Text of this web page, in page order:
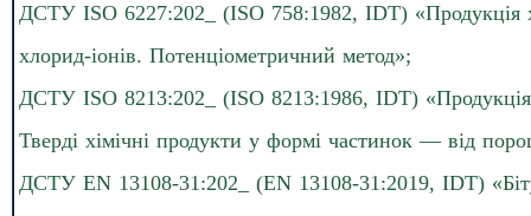
ДСТУ ISO 6227:202_ (ISO 758:1982, IDT) «Продукція
хлорид-іонів. Потенціометричний метод»;
ДСТУ ISO 8213:202_ (ISO 8213:1986, IDT) «Продукція
Тверді хімічні продукти у формі частинок — від
ДСТУ EN 13108-31:202_ (EN 13108-31:2019, IDT)